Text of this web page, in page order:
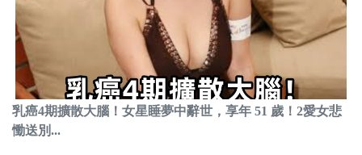
乳癌4期擴散大腦！女星睡夢中辭世，享年 51 歲！2愛女悲
慟送別...